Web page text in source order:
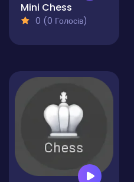
Mini Chess
0 (0 Голосів)